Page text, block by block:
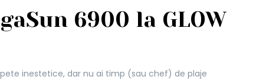
6900 la GLOW
inestetice, dar nu ai timp (sau chef) de plaje